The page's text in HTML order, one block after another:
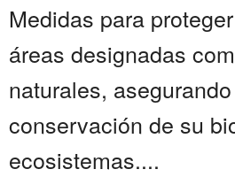
Medidas para
áreas designadas
naturales,
conservación de su
ecosistemas....